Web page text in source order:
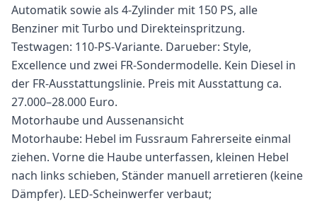
Automatik sowie als 4-Zylinder mit 150 PS, alle
Benziner mit Turbo und Direkteinspritzung.
Testwagen: 110-PS-Variante. Darueber: Style,
Excellence und zwei FR-Sondermodelle. Kein Diesel in
der FR-Ausstattungslinie. Preis mit Ausstattung ca.
27.000–28.000 Euro.
Motorhaube und Aussenansicht
Motorhaube: Hebel im Fussraum Fahrerseite einmal
ziehen. Vorne die Haube unterfassen, kleinen Hebel
nach links schieben, Ständer manuell arretieren (keine
Dämpfer). LED-Scheinwerfer verbaut;